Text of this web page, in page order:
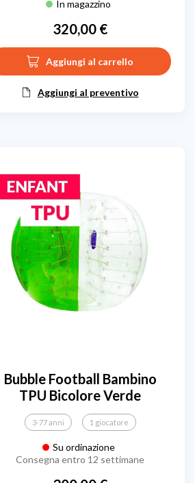
In magazzino
Prezzo
320,00 €
Aggiungi al carrello
Aggiungi al preventivo
Bubble Football Bambino
TPU Bicolore Verde
3-77 anni 1 giocatore
Su ordinazione
Consegna entro 12 settimane